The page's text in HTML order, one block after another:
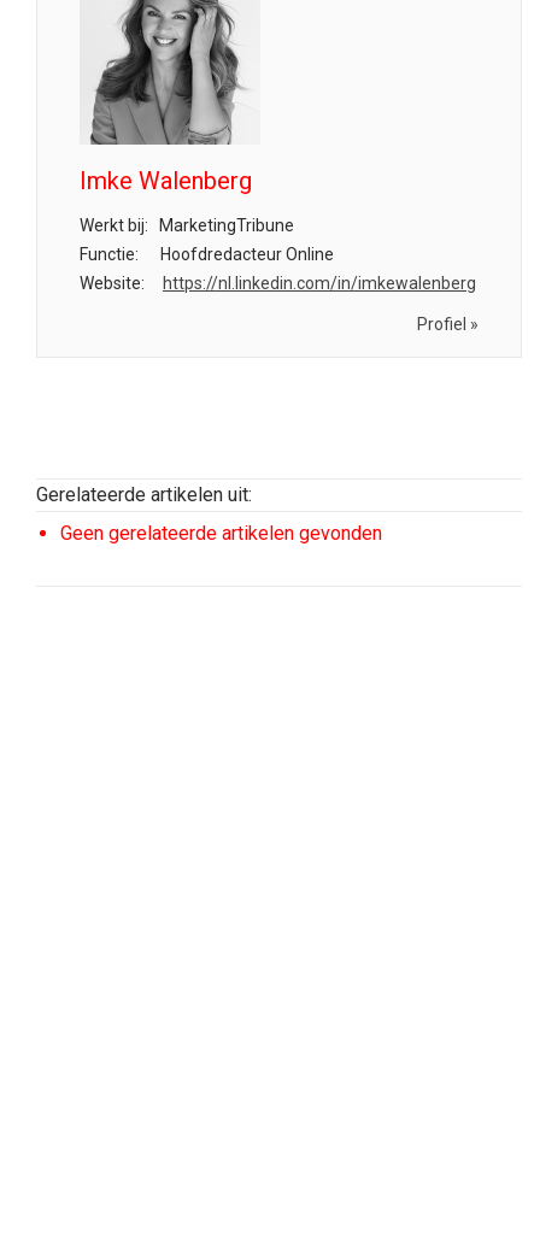
Imke Walenberg
Werkt bij:
MarketingTribune
Functie:
Hoofdredacteur Online
Website:
https://nl.linkedin.com/in/imkewalenberg
Profiel »
Gerelateerde artikelen uit:
Geen gerelateerde artikelen gevonden